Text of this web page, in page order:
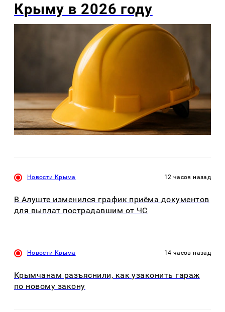
Крыму в 2026 году
Новости Крыма 12 часов назад
В Алуште изменился график приёма документов
для выплат пострадавшим от ЧС
Новости Крыма 14 часов назад
Крымчанам разъяснили, как узаконить гараж
по новому закону